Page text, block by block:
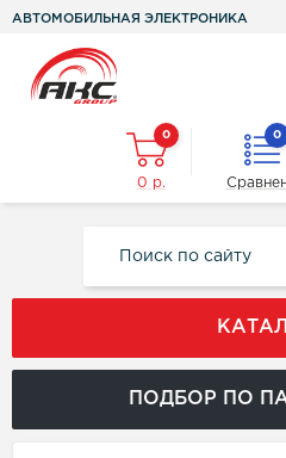
АВТОМОБИЛЬНАЯ ЭЛЕКТРОНИКА
0
0 р.
0
ПОДБОР ПО